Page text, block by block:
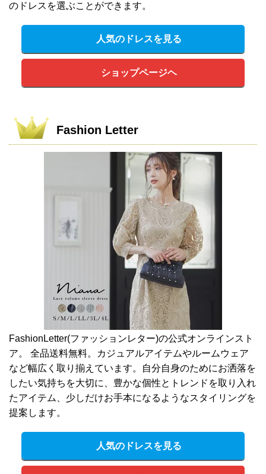
のドレスを選ぶことができます。
人気のドレスを見る
ショップページヘ
Fashion Letter
FashionLetter(ファッションレター)の公式オンラインスト
ア。 全品送料無料。カジュアルアイテムやルームウェア
など幅広く取り揃えています。自分自身のためにお洒落を
したい気持ちを大切に、豊かな個性とトレンドを取り入れ
たアイテム、少しだけお手本になるようなスタイリングを
提案します。
人気のドレスを見る